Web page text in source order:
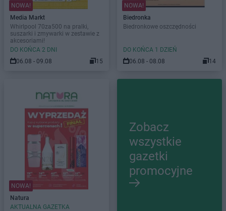
NOWA!
Media Markt
Whirlpool 70za500 na pralki,
suszarki i zmywarki w zestawie z
akcesoriami!
DO KOŃCA 2 DNI
06.08 - 09.08
15
NOWA!
Biedronka
Biedronkowe oszczędności
DO KOŃCA 1 DZIEŃ
06.08 - 08.08
14
NOWA!
Natura
AKTUALNA GAZETKA
Zobacz
wszystkie
gazetki
promocyjne